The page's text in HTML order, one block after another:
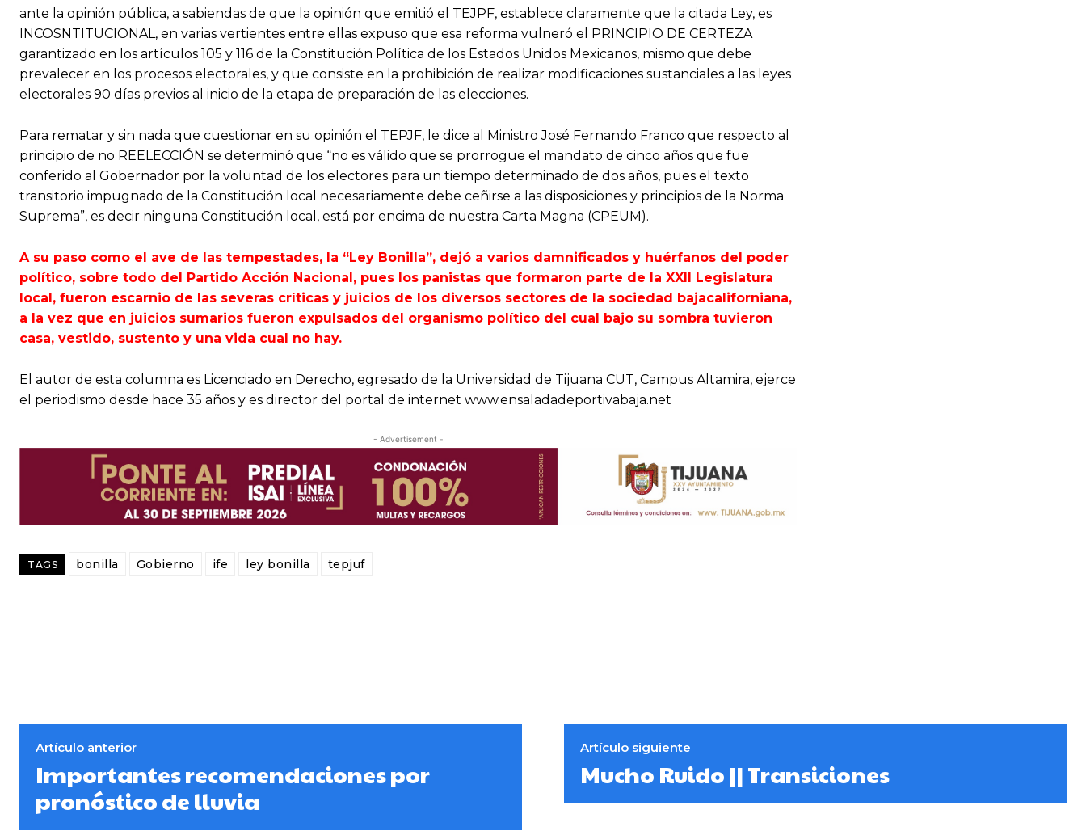
ante la opinión pública, a sabiendas de que la opinión que emitió el TEJPF, establece claramente que la citada Ley, es
INCOSNTITUCIONAL, en varias vertientes entre ellas expuso que esa reforma vulneró el PRINCIPIO DE CERTEZA
garantizado en los artículos 105 y 116 de la Constitución Política de los Estados Unidos Mexicanos, mismo que debe
prevalecer en los procesos electorales, y que consiste en la prohibición de realizar modificaciones sustanciales a las leyes
electorales 90 días previos al inicio de la etapa de preparación de las elecciones.
Para rematar y sin nada que cuestionar en su opinión el TEPJF, le dice al Ministro José Fernando Franco que respecto al
principio de no REELECCIÓN se determinó que “no es válido que se prorrogue el mandato de cinco años que fue
conferido al Gobernador por la voluntad de los electores para un tiempo determinado de dos años, pues el texto
transitorio impugnado de la Constitución local necesariamente debe ceñirse a las disposiciones y principios de la Norma
Suprema”, es decir ninguna Constitución local, está por encima de nuestra Carta Magna (CPEUM).
A su paso como el ave de las tempestades, la “Ley Bonilla”, dejó a varios damnificados y huérfanos del poder
político, sobre todo del Partido Acción Nacional, pues los panistas que formaron parte de la XXII Legislatura
local, fueron escarnio de las severas críticas y juicios de los diversos sectores de la sociedad bajacaliforniana,
a la vez que en juicios sumarios fueron expulsados del organismo político del cual bajo su sombra tuvieron
casa, vestido, sustento y una vida cual no hay.
El autor de esta columna es Licenciado en Derecho, egresado de la Universidad de Tijuana CUT, Campus Altamira, ejerce
el periodismo desde hace 35 años y es director del portal de internet www.ensaladadeportivabaja.net
- Advertisement -
TAGS bonilla Gobierno ife ley bonilla tepjuf
Artículo anterior
Importantes recomendaciones por
pronóstico de lluvia
Artículo siguiente
Mucho Ruido || Transiciones